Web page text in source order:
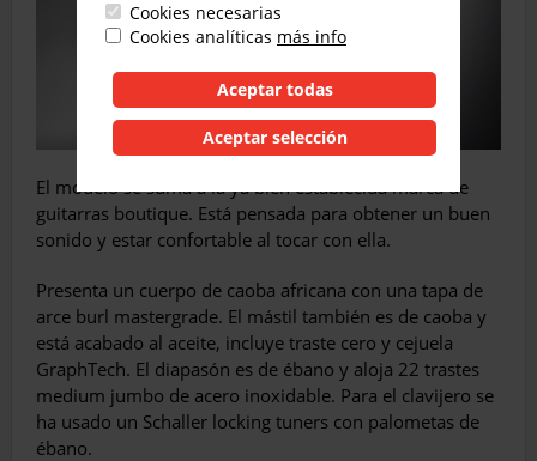
El modelo se suma a la ya bien establecida marca de
guitarras boutique. Está pensada para obtener un buen
sonido y estar confortable al tocar con ella.
Presenta un cuerpo de caoba africana con una tapa de
arce burl mastergrade. El mástil también es de caoba y
está acabado al aceite, incluye traste cero y cejuela
GraphTech. El diapasón es de ébano y aloja 22 trastes
medium jumbo de acero inoxidable. Para el clavijero se
ha usado un Schaller locking tuners con palometas de
ébano.
Cookies necesarias
Cookies analíticas más info
Aceptar todas
Aceptar selección